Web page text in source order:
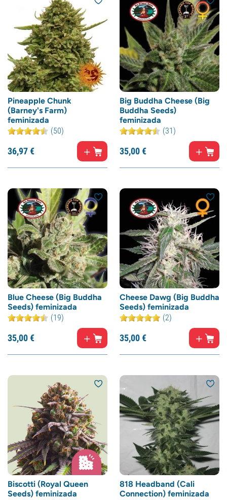
Pineapple Chunk
(Barney's Farm)
feminizada
(50)
36,97€
Big Buddha Cheese (Big
Buddha Seeds)
feminizada
(31)
35,00€
Blue Cheese (Big Buddha
Seeds) feminizada
(19)
35,00€
Cheese Dawg (Big Buddha
Seeds) feminizada
(2)
35,00€
Biscotti (Royal Queen
Seeds) feminizada
818 Headband (Cali
Connection) feminizada